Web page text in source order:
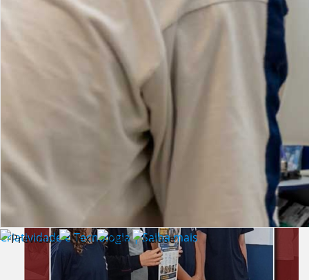
Criatividade e Tecnologia | Saiba mais